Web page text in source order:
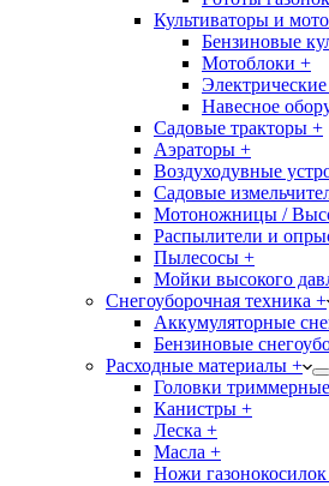
Культиваторы и
Бензиновые
Мотоблоки +
Навесное
Садовые тракторы +
Аэраторы +
Воздуходувные
Садовые
Мотоножницы /
Распылители и
Пылесосы +
Мойки высокого
Снегоуборочная техника +
Аккумуляторные
Бензиновые
Расходные материалы +
Головки
Канистры +
Леска +
Масла +
Ножи